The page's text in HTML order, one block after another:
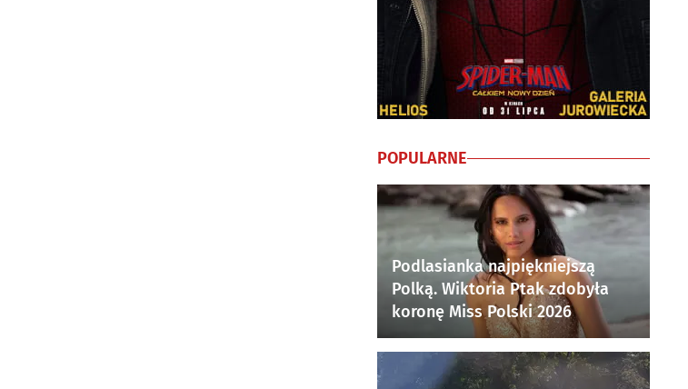
POPULARNE
Podlasianka najpiękniejszą
Polką. Wiktoria Ptak zdobyła
koronę Miss Polski 2026